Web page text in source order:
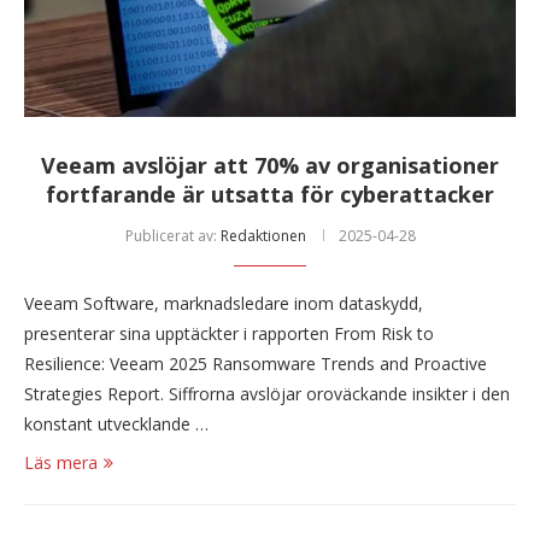
Veeam avslöjar att 70% av organisationer
fortfarande är utsatta för cyberattacker
Publicerat av: Redaktionen 2025-04-28
Veeam Software, marknadsledare inom dataskydd,
presenterar sina upptäckter i rapporten From Risk to
Resilience: Veeam 2025 Ransomware Trends and Proactive
Strategies Report. Siffrorna avslöjar oroväckande insikter i den
konstant utvecklande …
Läs mera